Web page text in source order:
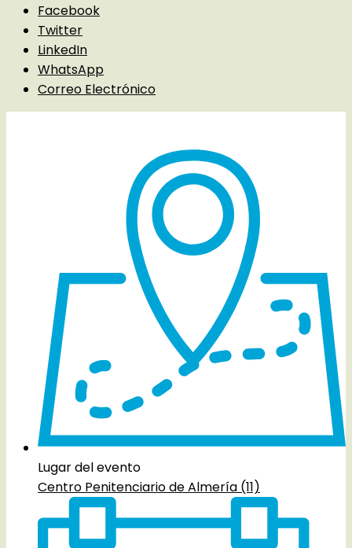
Facebook
Twitter
LinkedIn
WhatsApp
Correo Electrónico
Lugar del evento
Centro Penitenciario de Almería (11)